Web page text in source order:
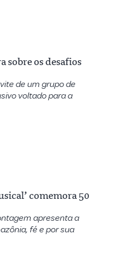
sobre os desafios
de um grupo de
voltado para a
comemora 50
apresenta a
fé e por sua